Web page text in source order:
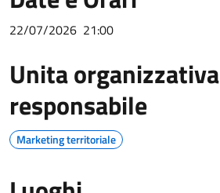
22/07/2026 21:00
Unita organizzativa
responsabile
Marketing territoriale